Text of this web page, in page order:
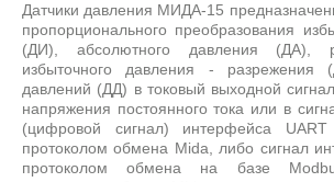
Датчики давления МИДА-15
пропорционального преобразования
(ДИ), абсолютного давления (ДА),
избыточного давления - разрежения
давлений (ДД) в токовый выходной
напряжения постоянного тока или в
(цифровой сигнал) интерфейса
протоколом обмена Mida, либо сигнал
протоколом обмена на базе